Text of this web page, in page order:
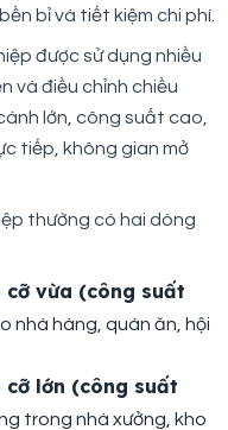
bỉ và tiết kiệm chi phí.
được sử dụng nhiều
và điều chỉnh chiều
lớn, công suất cao,
tiếp, không gian mở
thường có hai dòng
cỡ vừa (công suất
nhà hàng, quán ăn, hội
cỡ lớn (công suất
trong nhà xưởng, kho